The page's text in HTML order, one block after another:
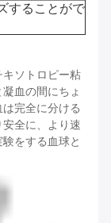
することがで
ソトロピー粘
血の間にちょ
完全に分ける
全に、より速
をする血球と